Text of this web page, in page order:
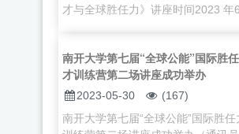
才与全球胜任力》讲座时间2023 年6
南开大学第七届“全球公能”国际胜
才训练营第二场讲座成功举办
2023-05-30
(167)
南开大学第七届“全球公能”国际胜